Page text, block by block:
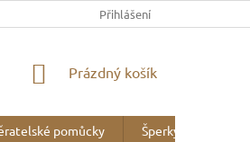
MINERALOGICKÉ WEBY
Přihlášení
NÁKUPNÍ
Prázdný košík
pomůcky Šperky